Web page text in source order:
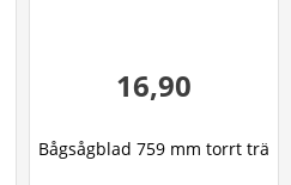
16,90
Bågsågblad 759 mm torrt trä